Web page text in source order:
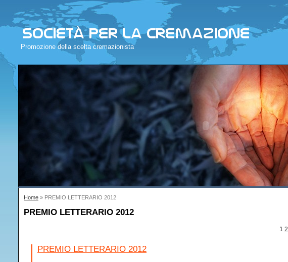
Promozione della scelta cremazionista
Home » PREMIO LETTERARIO 2012
PREMIO LETTERARIO 2012
1 2
PREMIO LETTERARIO 2012